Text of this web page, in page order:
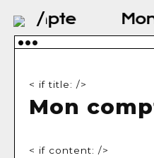
/
compte
•••
< if title: />
Mon
< if content: />